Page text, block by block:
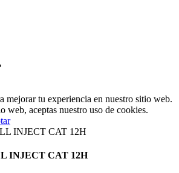
mejorar tu experiencia en nuestro sitio web.
web, aceptas nuestro uso de cookies.
INJECT CAT 12H